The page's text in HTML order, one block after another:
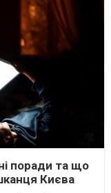
поради та що
Києва